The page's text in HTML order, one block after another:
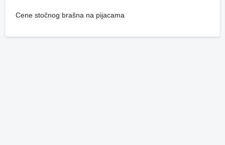
Cene stočnog brašna na pijacama